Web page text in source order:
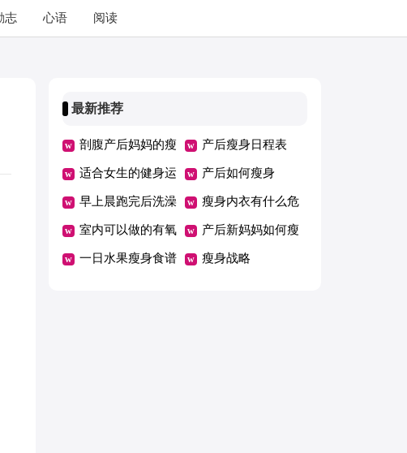
志 心语 阅读
最新推荐
剖腹产后妈妈的瘦
身秘籍有哪些
产后瘦身日程表
适合女生的健身运
动有哪些
产后如何瘦身
早上晨跑完后洗澡
会怎样
瘦身内衣有什么危
害
室内可以做的有氧
运动有哪些
产后新妈妈如何瘦
身
一日水果瘦身食谱 瘦身战略